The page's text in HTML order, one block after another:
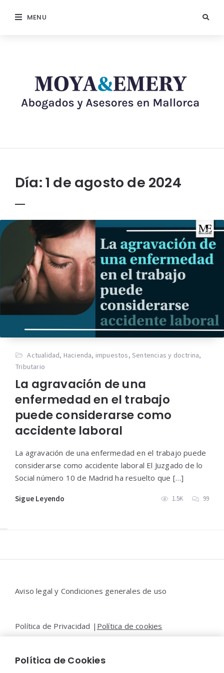
MENU
Día:1 de agosto de 2024
Actualidad, Hacienda, impuestos,Sentencias y doctrina,
Tributario
La agravación de una
enfermedad en el trabajo
puede considerarse como
accidente laboral
La agravación de una enfermedad en el trabajo puede
considerarse como accidente laboral El Juzgado de lo
Social número 10 de Madrid ha resuelto que […]
Sigue Leyendo 1.5K 99
Aviso legal y Condiciones generales de uso
Política de Privacidad | Política de cookies
Contacto |Moya&Emery
Política de Cookies